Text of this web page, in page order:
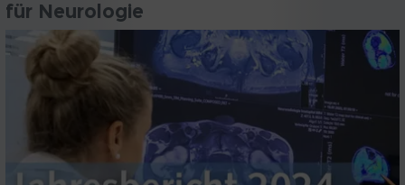
für Neurologie